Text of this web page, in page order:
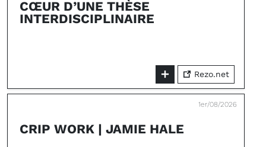
CŒUR D’UNE THÈSE
INTERDISCIPLINAIRE
Rezo.net
1er/08/2026
CRIP WORK | JAMIE HALE